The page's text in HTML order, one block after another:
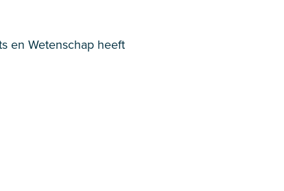
en Wetenschap heeft